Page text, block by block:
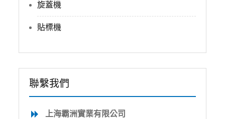
旋蓋機
貼標機
聯繫我們
上海霸洲實業有限公司